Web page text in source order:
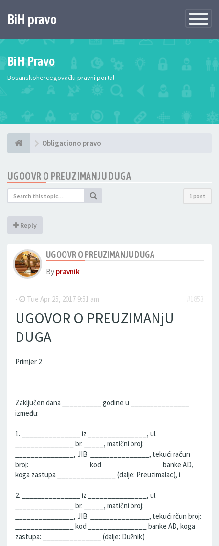
Toggle
BiH pravo
BiH Pravo
Bosanskohercegovački pravni portal
Obligaciono pravo
UGOOVR O PREUZIMANJU DUGA
1 post
Reply
UGOOVR O PREUZIMANJU DUGA
By pravnik
- Tue Apr 25, 2017 9:51 am #1853
UGOVOR O PREUZIMANjU
DUGA
Primjer 2
Zaključen dana __________ godine u _______________
između:
1. _______________ iz _______________, ul.
_______________ br. _____, matični broj:
_______________, JIB: _______________, tekući račun
broj: _______________ kod _______________ banke AD,
koga zastupa _______________ (dalje: Preuzimalac), i
2. _______________ iz _______________, ul.
_______________ br. _____, matični broj:
_______________, JIB: _______________, tekući rčun broj:
_______________ kod _______________ banke AD, koga
zastupa: _______________ (dalje: Dužnik)